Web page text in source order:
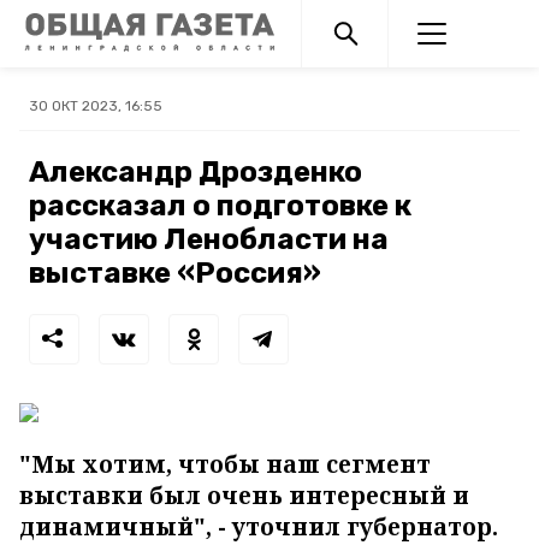
30 ОКТ 2023, 16:55
Александр Дрозденко
рассказал о подготовке к
участию Ленобласти на
выставке «Россия»
"Мы хотим, чтобы наш сегмент
выставки был очень интересный и
динамичный", - уточнил губернатор.